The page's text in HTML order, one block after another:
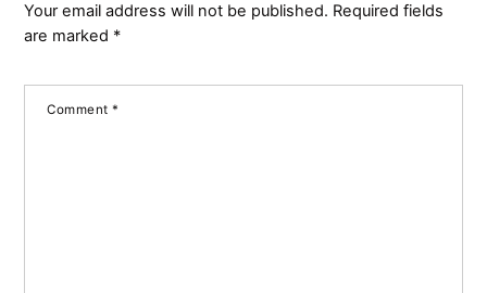
Your email address will not be published. Required fields
are marked *
Comment*